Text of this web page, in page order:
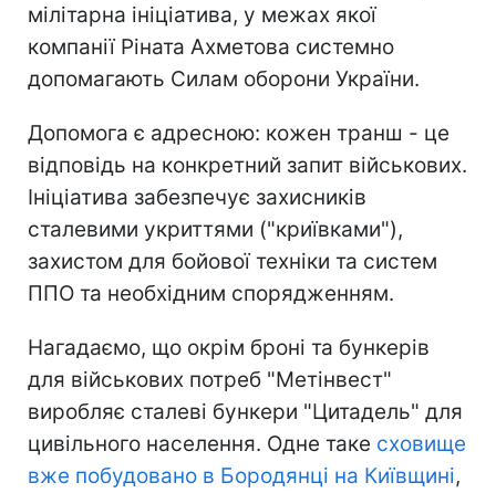
мілітарна ініціатива, у межах якої
компанії Ріната Ахметова системно
допомагають Силам оборони України.
Допомога є адресною: кожен транш - це
відповідь на конкретний запит військових.
Ініціатива забезпечує захисників
сталевими укриттями ("криївками"),
захистом для бойової техніки та систем
ППО та необхідним спорядженням.
Нагадаємо, що окрім броні та бункерів
для військових потреб "Метінвест"
виробляє сталеві бункери "Цитадель" для
цивільного населення. Одне таке сховище
вже побудовано в Бородянці на Київщині,